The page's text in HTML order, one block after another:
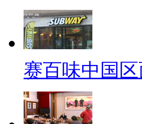
的老头老太太越来
了。
【女子遭强奸反
上当其实不分年
遭到朋友强奸，事
景女士与前男友分
赛百味中国